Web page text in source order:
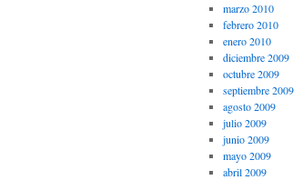
marzo 2010
febrero 2010
enero 2010
diciembre 2009
octubre 2009
septiembre 2009
agosto 2009
julio 2009
junio 2009
mayo 2009
abril 2009